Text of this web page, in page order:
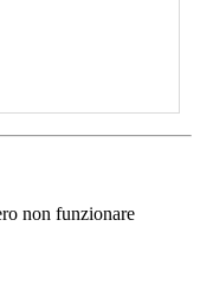
non funzionare